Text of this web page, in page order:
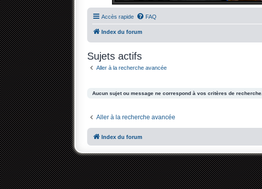
Accès rapide FAQ
Index du forum
Sujets actifs
Aller à la recherche avancée
Aucun sujet ou message ne correspond à vos critères de recherche.
Aller à la recherche avancée
Index du forum